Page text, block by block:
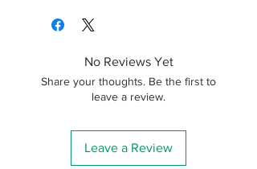
赤緯
微動
ウォームホイルによる
全周微動（手動）
イト
φ20mm・スチール製
対応）
カラー星空ガイドブック
星座早見盤
No Reviews Yet
Share your thoughts. Be the first to
leave a review.
Leave a Review